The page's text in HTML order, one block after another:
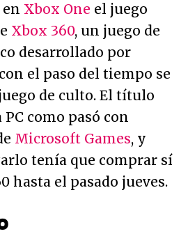
Xbox One el juego
Xbox 360, un juego de
desarrollado por
el paso del tiempo se
de culto. El título
como pasó con
Microsoft Games, y
tenía que comprar sí
hasta el pasado jueves.